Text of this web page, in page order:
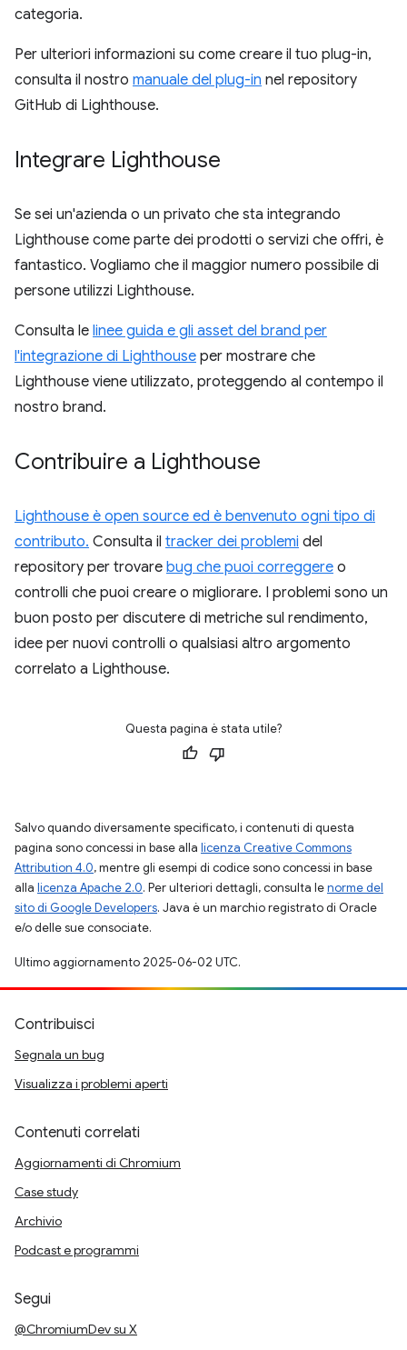
categoria.
Per ulteriori informazioni su come creare il tuo plug-in,
consulta il nostro manuale del plug-in nel repository
GitHub di Lighthouse.
Integrare Lighthouse
Se sei un'azienda o un privato che sta integrando
Lighthouse come parte dei prodotti o servizi che offri, è
fantastico. Vogliamo che il maggior numero possibile di
persone utilizzi Lighthouse.
Consulta le linee guida e gli asset del brand per
l'integrazione di Lighthouse per mostrare che
Lighthouse viene utilizzato, proteggendo al contempo il
nostro brand.
Contribuire a Lighthouse
Lighthouse è open source ed è benvenuto ogni tipo di
contributo. Consulta il tracker dei problemi del
repository per trovare bug che puoi correggere o
controlli che puoi creare o migliorare. I problemi sono un
buon posto per discutere di metriche sul rendimento,
idee per nuovi controlli o qualsiasi altro argomento
correlato a Lighthouse.
Questa pagina è stata utile?
Salvo quando diversamente specificato, i contenuti di questa
pagina sono concessi in base alla licenza Creative Commons
Attribution 4.0, mentre gli esempi di codice sono concessi in base
alla licenza Apache 2.0. Per ulteriori dettagli, consulta lenorme del
sito di Google Developers. Java è un marchio registrato di Oracle
e/o delle sue consociate.
Ultimo aggiornamento 2025-06-02 UTC.
Contribuisci
Segnala un bug
Visualizza i problemi aperti
Contenuti correlati
Aggiornamenti di Chromium
Case study
Archivio
Podcast e programmi
Segui
@ChromiumDev su X